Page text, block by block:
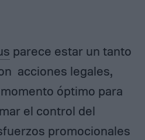
parece estar un tanto
acciones legales,
óptimo para
el control del
promocionales